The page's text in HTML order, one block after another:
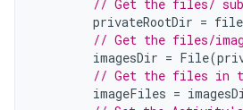
// Get the files/
privateRootDir =
// Get the files/
imagesDir = File(
// Get the files in
imageFiles =